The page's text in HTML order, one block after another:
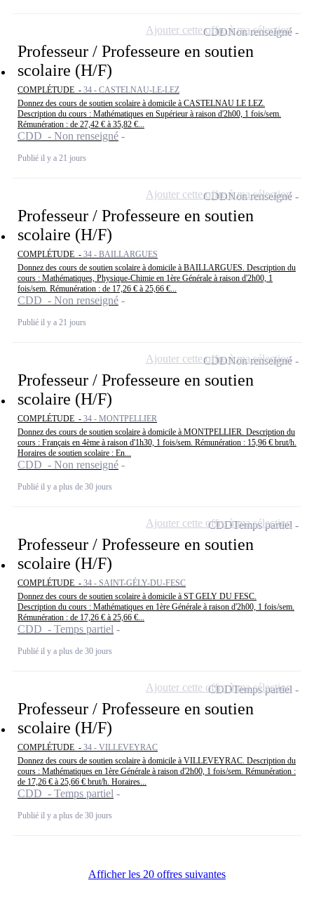
Professeur / Professeure en soutien
scolaire (H/F)
COMPLÉTUDE - 34 - CASTELNAU-LE-LEZ
Donnez des cours de soutien scolaire à domicile à CASTELNAU LE LEZ.
Description du cours : Mathématiques en Supérieur à raison d'2h00, 1 fois/sem.
Rémunération : de 27,42 € à 35,82 €...
CDD - Non renseigné
Publié il y a 21 jours
CDDNon renseigné
Ajouter cette offre à ma sélection
Professeur / Professeure en soutien
scolaire (H/F)
COMPLÉTUDE - 34 - BAILLARGUES
Donnez des cours de soutien scolaire à domicile à BAILLARGUES. Description du
cours : Mathématiques, Physique-Chimie en 1ère Générale à raison d'2h00, 1
fois/sem. Rémunération : de 17,26 € à 25,66 €...
CDD - Non renseigné
Publié il y a 21 jours
CDDNon renseigné
Ajouter cette offre à ma sélection
Professeur / Professeure en soutien
scolaire (H/F)
COMPLÉTUDE - 34 - MONTPELLIER
Donnez des cours de soutien scolaire à domicile à MONTPELLIER. Description du
cours : Français en 4ème à raison d'1h30, 1 fois/sem. Rémunération : 15,96 € brut/h.
Horaires de soutien scolaire : En...
CDD - Non renseigné
Publié il y a plus de 30 jours
CDDNon renseigné
Ajouter cette offre à ma sélection
Professeur / Professeure en soutien
scolaire (H/F)
COMPLÉTUDE - 34 - SAINT-GÉLY-DU-FESC
Donnez des cours de soutien scolaire à domicile à ST GELY DU FESC.
Description du cours : Mathématiques en 1ère Générale à raison d'2h00, 1 fois/sem.
Rémunération : de 17,26 € à 25,66 €...
CDD - Temps partiel
Publié il y a plus de 30 jours
CDDTemps partiel
Ajouter cette offre à ma sélection
Professeur / Professeure en soutien
scolaire (H/F)
COMPLÉTUDE - 34 - VILLEVEYRAC
Donnez des cours de soutien scolaire à domicile à VILLEVEYRAC. Description du
cours : Mathématiques en 1ère Générale à raison d'2h00, 1 fois/sem. Rémunération :
de 17,26 € à 25,66 € brut/h. Horaires...
CDD - Temps partiel
Publié il y a plus de 30 jours
CDDTemps partiel
Ajouter cette offre à ma sélection
Afficher les 20 offres suivantes